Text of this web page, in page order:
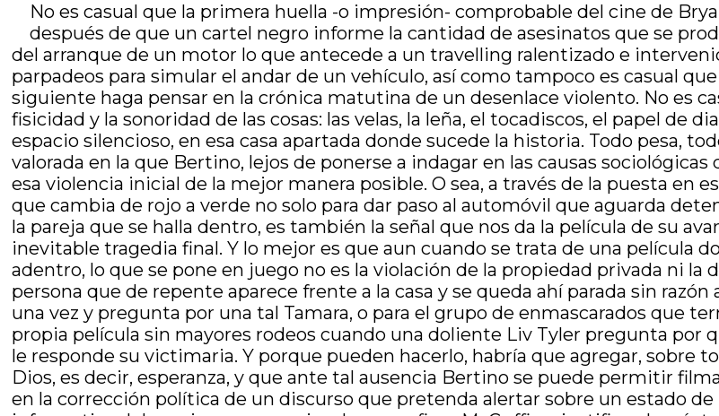
No es casual que la primera huella -o impresión- comprobable del cine de
después de que un cartel negro informe la cantidad de asesinatos que se
del arranque de un motor lo que antecede a un travelling ralentizado e
parpadeos para simular el andar de un vehículo, así como tampoco es casual
siguiente haga pensar en la crónica matutina de un desenlace violento. No es
fisicidad y la sonoridad de las cosas: las velas, la leña, el tocadiscos, el papel de
espacio silencioso, en esa casa apartada donde sucede la historia. Todo pesa,
valorada en la que Bertino, lejos de ponerse a indagar en las causas
esa violencia inicial de la mejor manera posible. O sea, a través de la puesta en
que cambia de rojo a verde no solo para dar paso al automóvil que aguarda
la pareja que se halla dentro, es también la señal que nos da la película de su
inevitable tragedia final. Y lo mejor es que aun cuando se trata de una película
adentro, lo que se pone en juego no es la violación de la propiedad privada ni la
persona que de repente aparece frente a la casa y se queda ahí parada sin
una vez y pregunta por una tal Tamara, o para el grupo de enmascarados que
propia película sin mayores rodeos cuando una doliente Liv Tyler pregunta por
le responde su victimaria. Y porque pueden hacerlo, habría que agregar, sobre
Dios, es decir, esperanza, y que ante tal ausencia Bertino se puede permitir
en la corrección política de un discurso que pretenda alertar sobre un estado de